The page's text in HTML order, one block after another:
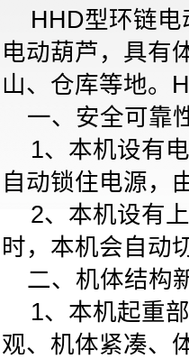
HHD型环链
电动葫芦，具有
山、仓库等地。
一、安全可靠
1、本机设有
自动锁住电源，
2、本机设有
时，本机会自动
二、机体结构
1、本机起重
观、机体紧凑、